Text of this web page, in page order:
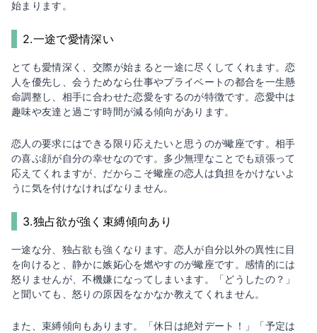
始まります。
2.一途で愛情深い
とても愛情深く、交際が始まると一途に尽くしてくれます。恋
人を優先し、会うためなら仕事やプライベートの都合を一生懸
命調整し、相手に合わせた恋愛をするのが特徴です。恋愛中は
趣味や友達と過ごす時間が減る傾向があります。
恋人の要求にはできる限り応えたいと思うのが蠍座です。相手
の喜ぶ顔が自分の幸せなのです。多少無理なことでも頑張って
応えてくれますが、だからこそ蠍座の恋人は負担をかけないよ
うに気を付けなければなりません。
3.独占欲が強く束縛傾向あり
一途な分、独占欲も強くなります。恋人が自分以外の異性に目
を向けると、静かに嫉妬心を燃やすのが蠍座です。感情的には
怒りませんが、不機嫌になってしまいます。「どうしたの？」
と聞いても、怒りの原因をなかなか教えてくれません。
また、束縛傾向もあります。「休日は絶対デート！」「予定は